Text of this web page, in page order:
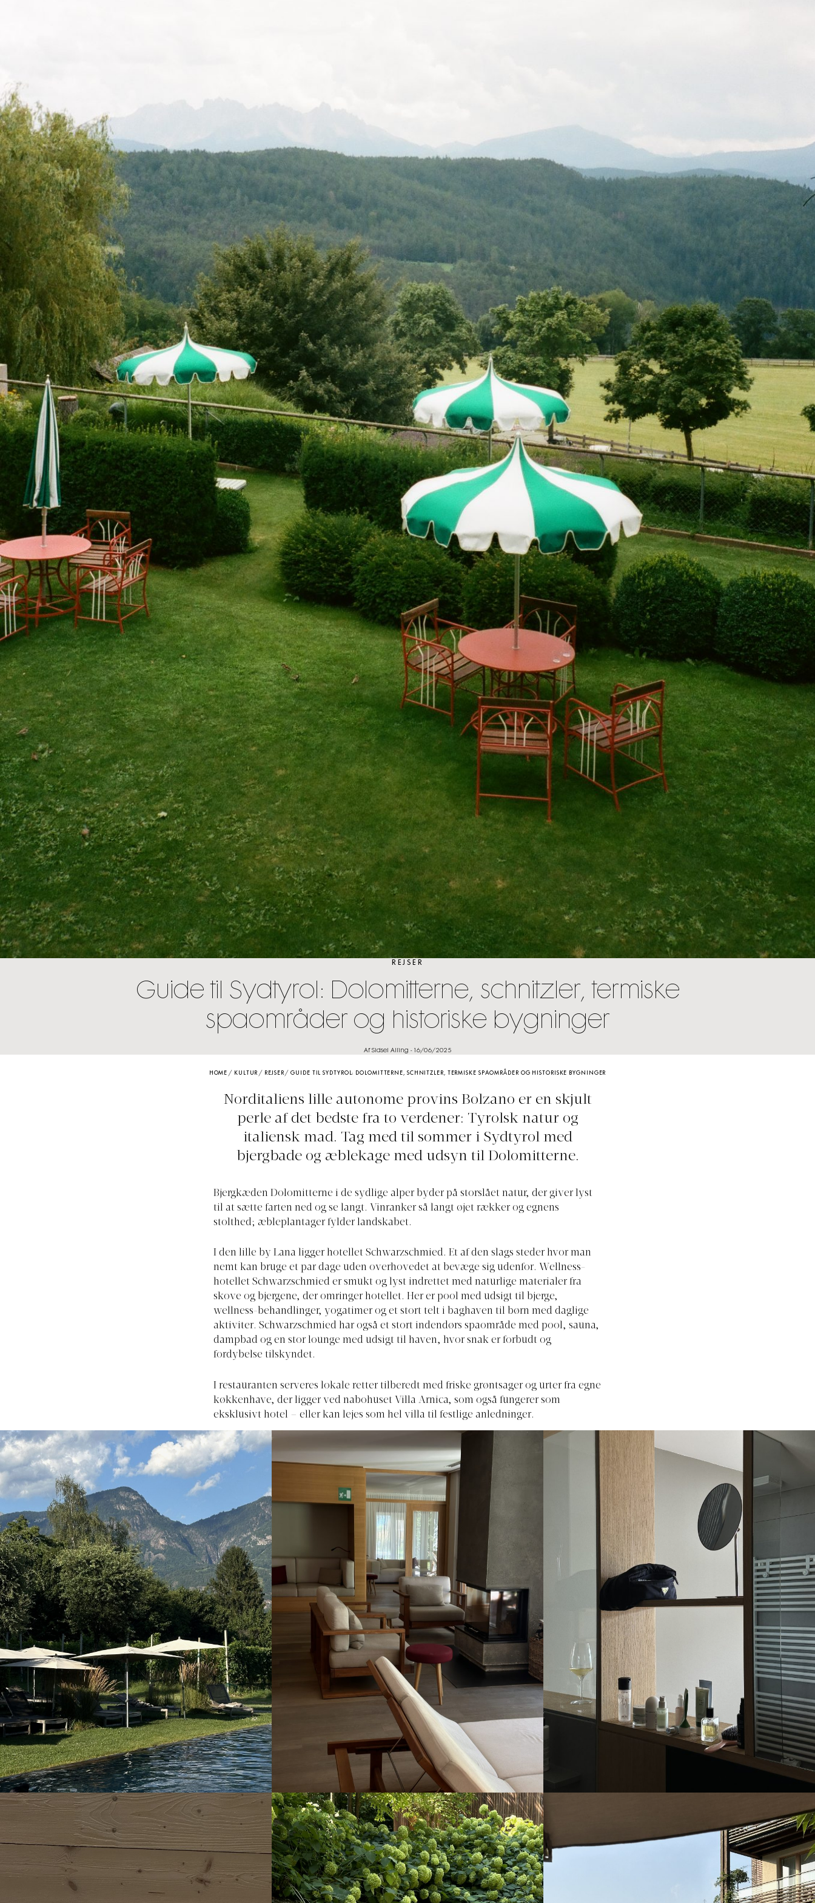
REJSER
Guide til Sydtyrol: Dolomitterne, schnitzler, termiske
spaområder og historiske bygninger
Af Sidsel Alling - 16/06/2025
HOME / KULTUR / REJSER/GUIDE TIL SYDTYROL: DOLOMITTERNE, SCHNITZLER, TERMISKE SPAOMRÅDER OG HISTORISKE BYGNINGER
Norditaliens lille autonome provins Bolzano er en skjult
perle af det bedste fra to verdener: Tyrolsk natur og
italiensk mad. Tag med til sommer i Sydtyrol med
bjergbade og æblekage med udsyn til Dolomitterne.
Bjergkæden Dolomitterne i de sydlige alper byder på storslået natur, der giver lyst
til at sætte farten ned og se langt. Vinranker så langt øjet rækker og egnens
stolthed; æbleplantager fylder landskabet.
I den lille by Lana ligger hotellet Schwarzschmied. Et af den slags steder hvor man
nemt kan bruge et par dage uden overhovedet at bevæge sig udenfor. Wellness-
hotellet Schwarzschmied er smukt og lyst indrettet med naturlige materialer fra
skove og bjergene, der omringer hotellet. Her er pool med udsigt til bjerge,
wellness-behandlinger, yogatimer og et stort telt i baghaven til børn med daglige
aktiviter. Schwarzschmied har også et stort indendørs spaområde med pool, sauna,
dampbad og en stor lounge med udsigt til haven, hvor snak er forbudt og
fordybelse tilskyndet.
I restauranten serveres lokale retter tilberedt med friske grøntsager og urter fra egne
køkkenhave, der ligger ved nabohuset Villa Arnica, som også fungerer som
eksklusivt hotel – eller kan lejes som hel villa til festlige anledninger.